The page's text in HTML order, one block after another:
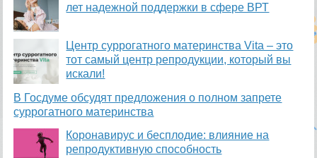
лет надежной поддержки в сфере ВРТ
​Центр суррогатного материнства Vita – это
тот самый центр репродукции, который вы
искали!
В Госдуме обсудят предложения о полном запрете
суррогатного материнства
Коронавирус и бесплодие: влияние на
репродуктивную способность